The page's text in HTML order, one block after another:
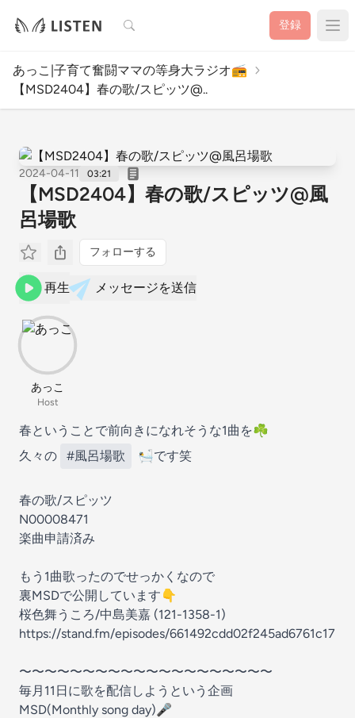
検索 登録
あっこ|子育て奮闘ママの等身大ラジオ📻
【MSD2404】春の歌/スピッツ@..
2024-04-11 03:21
【MSD2404】春の歌/スピッツ@風
呂場歌
フォローする
再生 メッセージを送信
あっこ
Host
春ということで前向きになれそうな1曲を☘️
久々の
#風呂場歌 🛀です笑
春の歌/スピッツ
N00008471
楽曲申請済み
もう1曲歌ったのでせっかくなので
裏MSDで公開しています👇
桜色舞うころ/中島美嘉 (121-1358-1)
https://stand.fm/episodes/661492cdd02f245ad6761c17
〜〜〜〜〜〜〜〜〜〜〜〜〜〜〜〜〜〜〜〜
毎月11日に歌を配信しようという企画
MSD(Monthly song day)🎤